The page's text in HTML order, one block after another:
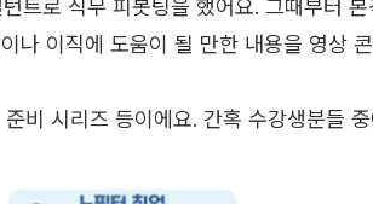
트로 직무 피봇팅을 했어요. 그때부터 본
나 이직에 도움이 될 만한 내용을 영상
비 시리즈 등이에요. 간혹 수강생분들 중